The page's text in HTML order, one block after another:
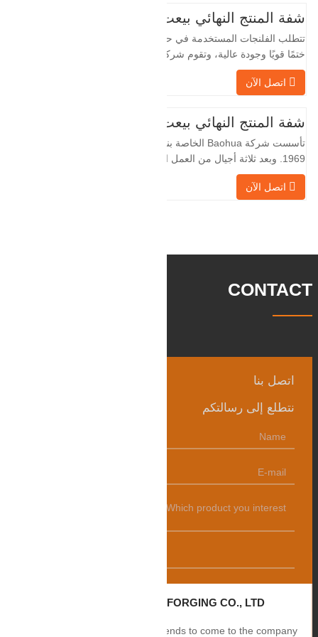
شفة المنتج النهائي بيعت
تتطلب الفلنجات المستخدمة في حقول النفط
الخاصة بنا بمعالجة الفلنجات في حقول النفط
لسنوات عديدة وتقوم بتصديرها بشكل غير
لأن الصناعة المحلية ليست مثالية، فإننا نريد
الاستيراد والتصدير مباشرة مع العملاء
الأجانب،
اتصل الآن
شفة المنتج النهائي بيعت
تأسست شركة Baohua الخاصة بنا في عام
1969. وبعد ثلاثة أجيال من العمل الشاق،
وتوليد طاقة الرياح وقطع
اتصل الآن
CONTACT
اتصل بنا
نتطلع إلى رسالتكم
ZHANGQIU BAOHUA FORGING CO., LTD.
Sincerely welcome users and friends to come to the company